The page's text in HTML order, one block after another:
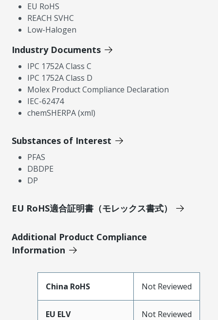
EU RoHS
REACH SVHC
Low-Halogen
Industry Documents
IPC 1752A Class C
IPC 1752A Class D
Molex Product Compliance Declaration
IEC-62474
chemSHERPA (xml)
Substances of Interest
PFAS
DBDPE
DP
EU RoHS適合証明書（モレックス書式）
Additional Product Compliance
Information
China RoHS Not Reviewed
EU ELV Not Reviewed